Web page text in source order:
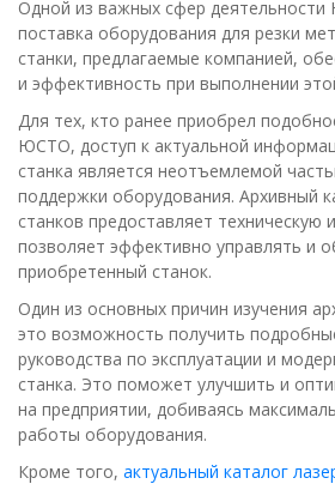
Одной из важных сфер
поставка оборудования для резки
станки, предлагаемые компанией,
и эффективность при выполнении
Для тех, кто ранее приобрел
ЮСТО, доступ к актуальной
станка является неотъемлемой
поддержки оборудования. Архивный
станков предоставляет
позволяет эффективно управлять и
приобретенный станок.
Один из основных причин изучения
это возможность получить
руководства по эксплуатации и
станка. Это поможет улучшить и
на предприятии, добиваясь
работы оборудования.
Кроме того, актуальный каталог